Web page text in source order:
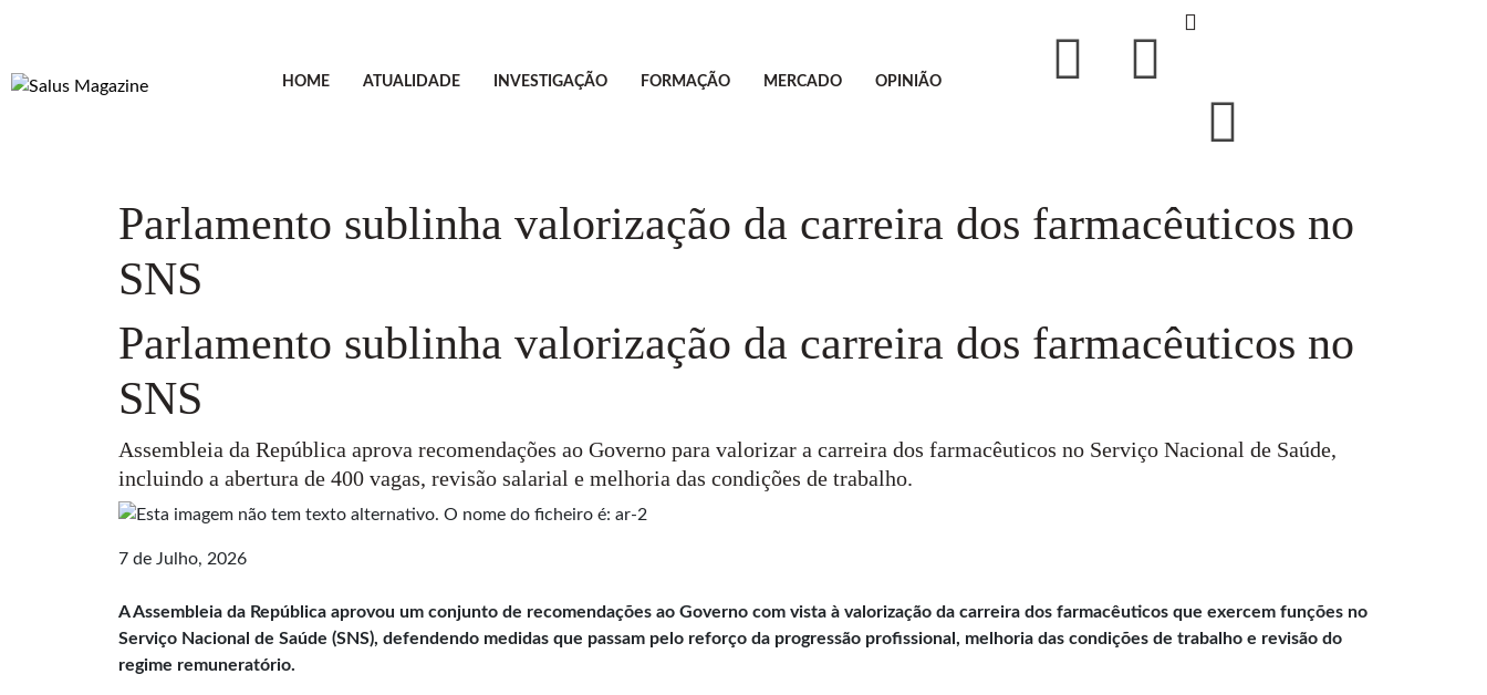
HOME ATUALIDADE INVESTIGAÇÃO FORMAÇÃO MERCADO OPINIÃO
Parlamento sublinha valorização da carreira dos farmacêuticos no
SNS
Parlamento sublinha valorização da carreira dos farmacêuticos no
SNS
Assembleia da República aprova recomendações ao Governo para valorizar a carreira dos farmacêuticos no Serviço Nacional de Saúde,
incluindo a abertura de 400 vagas, revisão salarial e melhoria das condições de trabalho.
7 de Julho, 2026
A Assembleia da República aprovou um conjunto de recomendações ao Governo com vista à valorização da carreira dos farmacêuticos que exercem funções no
Serviço Nacional de Saúde (SNS), defendendo medidas que passam pelo reforço da progressão profissional, melhoria das condições de trabalho e revisão do
regime remuneratório.